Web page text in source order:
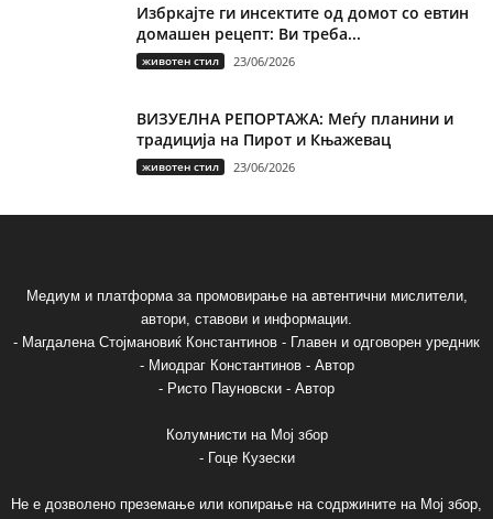
Избркајте ги инсектите од домот со евтин
домашен рецепт: Ви треба...
животен стил 23/06/2026
ВИЗУЕЛНА РЕПОРТАЖА: Меѓу планини и
традиција на Пирот и Књажевац
животен стил 23/06/2026
Медиум и платформа за промовирање на автентични мислители,
автори, ставови и информации.
- Магдалена Стојмановиќ Константинов - Главен и одговорен уредник
- Миодраг Константинов - Автор
- Ристо Пауновски - Автор
Колумнисти на Мој збор
- Гоце Кузески
Не е дозволено преземање или копирање на содржините на Мој збор,